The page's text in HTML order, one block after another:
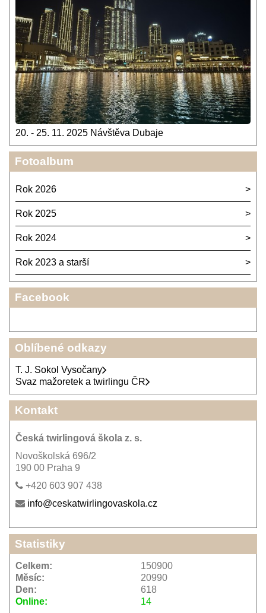
20. - 25. 11. 2025 Návštěva Dubaje
Fotoalbum
Rok 2026
Rok 2025
Rok 2024
Rok 2023 a starší
Facebook
Oblíbené odkazy
T. J. Sokol Vysočany
Svaz mažoretek a twirlingu ČR
Kontakt
Česká twirlingová škola z. s.
Novoškolská 696/2
190 00 Praha 9
+420 603 907 438
info@ceskatwirlingovaskola.cz
Statistiky
Online: 14
Celkem:
150900
Měsíc:
20990
Den:
618